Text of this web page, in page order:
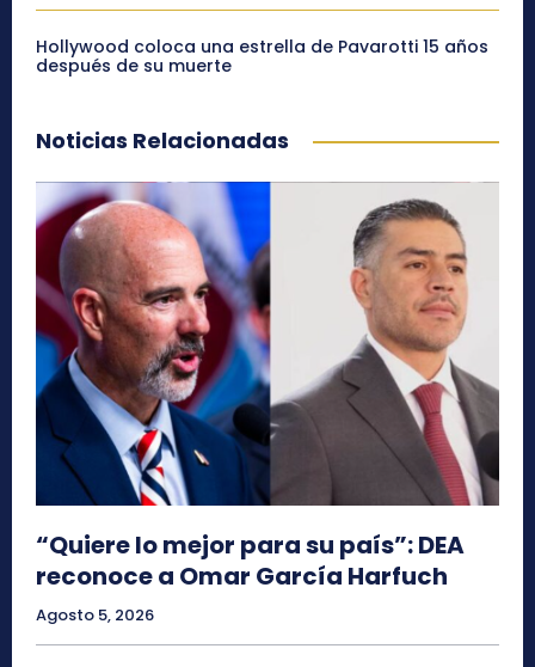
Hollywood coloca una estrella de Pavarotti 15 años
después de su muerte
Noticias Relacionadas
“Quiere lo mejor para su país”: DEA
reconoce a Omar García Harfuch
Agosto 5, 2026